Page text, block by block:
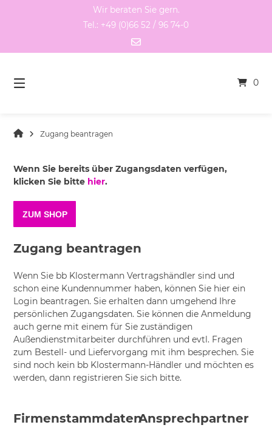
Wir beraten Sie gern.
Tel.: +49 (0)66 52 / 96 74-0
0
Zugang beantragen
Wenn Sie bereits über Zugangsdaten verfügen,
klicken Sie bitte hier.
ZUM SHOP
Zugang beantragen
Wenn Sie bb Klostermann Vertragshändler sind und
schon eine Kundennummer haben, können Sie hier ein
Login beantragen. Sie erhalten dann umgehend Ihre
persönlichen Zugangsdaten. Sie können die Anmeldung
auch gerne mit einem für Sie zuständigen
Außendienstmitarbeiter durchführen und evtl. Fragen
zum Bestell- und Liefervorgang mit ihm besprechen. Sie
sind noch kein bb Klostermann-Händler und möchten es
werden, dann registrieren Sie sich bitte.
FirmenstammdatenAnsprechpartner